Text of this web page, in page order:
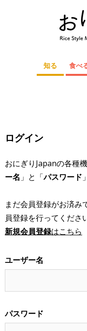
知る 食べ
ログイン
おにぎりJapanの各種
ー名 」と「パスワード
まだ会員登録がお済み
員登録を行ってください
新規会員登録はこちら
ユーザー名
パスワード